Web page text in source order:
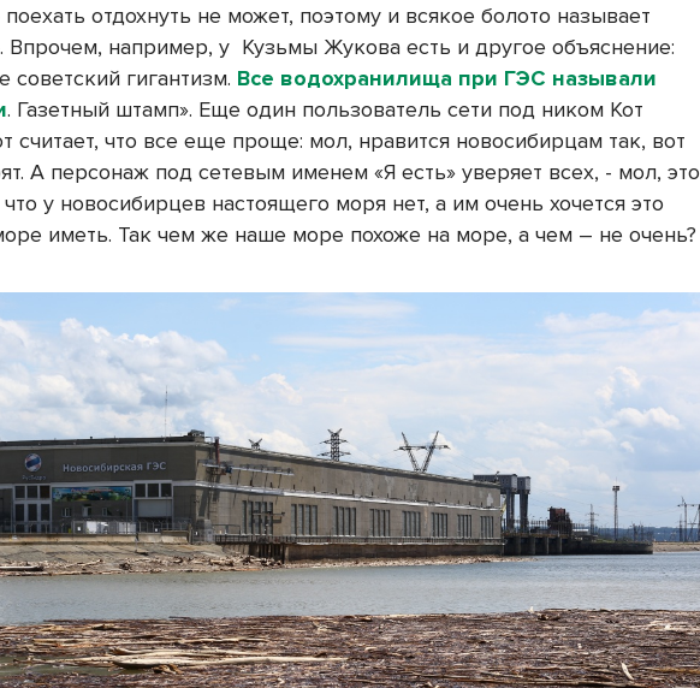
поехать отдохнуть не может, поэтому и всякое болото называет
Впрочем, например, у Кузьмы Жукова есть и другое объяснение:
советский гигантизм. Все водохранилища при ГЭС называли
. Газетный штамп». Еще один пользователь сети под ником Кот
считает, что все еще проще: мол, нравится новосибирцам так, вот
А персонаж под сетевым именем «Я есть» уверяет всех, - мол, это
что у новосибирцев настоящего моря нет, а им очень хочется это
иметь. Так чем же наше море похоже на море, а чем – не очень?